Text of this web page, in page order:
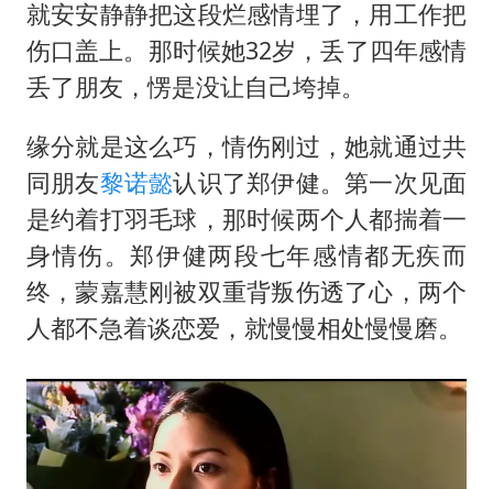
就安安静静把这段烂感情埋了，用工作把
伤口盖上。那时候她32岁，丢了四年感情
丢了朋友，愣是没让自己垮掉。
缘分就是这么巧，情伤刚过，她就通过共
同朋友黎诺懿认识了郑伊健。第一次见面
是约着打羽毛球，那时候两个人都揣着一
身情伤。郑伊健两段七年感情都无疾而
终，蒙嘉慧刚被双重背叛伤透了心，两个
人都不急着谈恋爱，就慢慢相处慢慢磨。